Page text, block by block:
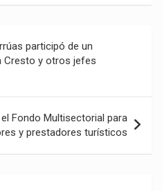
participó de un
Cresto y otros jefes
Fondo Multisectorial para
y prestadores turísticos